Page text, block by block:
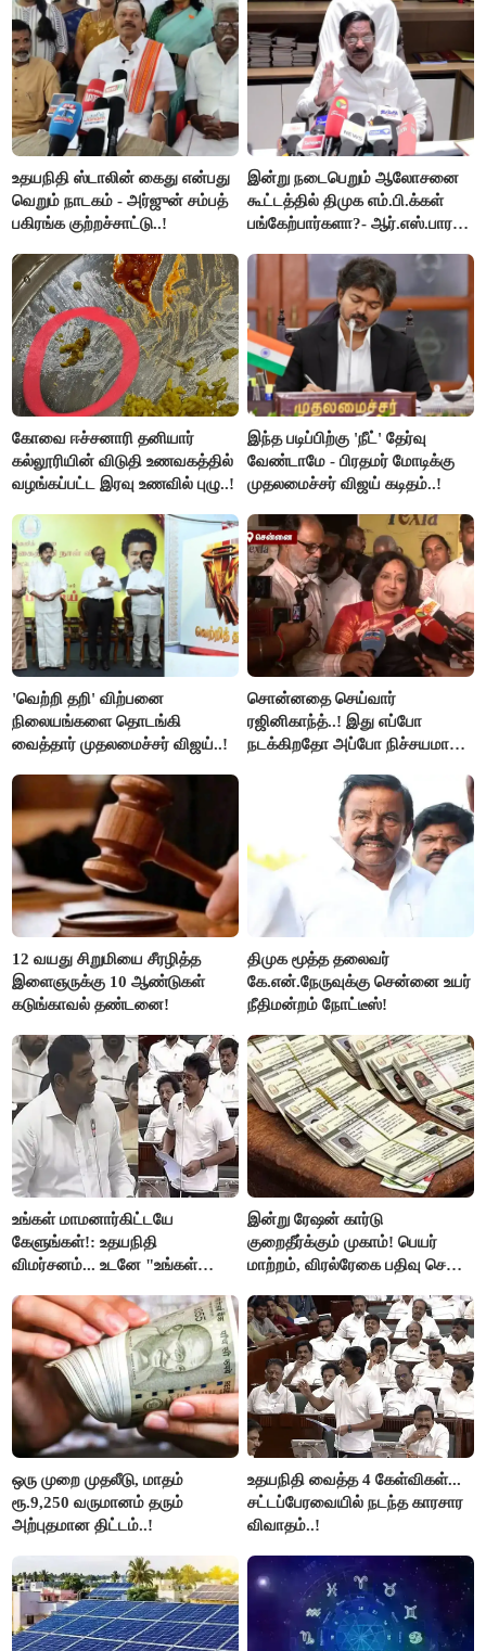
செய்தி!
உதயநிதி ஸ்டாலின் கைது என்பது
வெறும் நாடகம் - அர்ஜுன் சம்பத்
பகிரங்க குற்றச்சாட்டு..!
இன்று நடைபெறும் ஆலோசனை
கூட்டத்தில் திமுக எம்.பி.க்கள்
பங்கேற்பார்களா?- ஆர்.எஸ்.பாரதி
கோவை ஈச்சனாரி தனியார்
கல்லூரியின் விடுதி உணவகத்தில்
வழங்கப்பட்ட இரவு உணவில் புழு..!
இந்த படிப்பிற்கு 'நீட்' தேர்வு
வேண்டாமே - பிரதமர் மோடிக்கு
முதலமைச்சர் விஜய் கடிதம்..!
'வெற்றி தறி' விற்பனை
நிலையங்களை தொடங்கி
வைத்தார் முதலமைச்சர் விஜய்..!
சொன்னதை செய்வார்
ரஜினிகாந்த்..! இது எப்போ
நடக்கிறதோ அப்போ நிச்சயமாக
ரஜினிகாந்த்..!
12 வயது சிறுமியை சீரழித்த
இளைஞருக்கு 10 ஆண்டுகள்
கடுங்காவல் தண்டனை!
திமுக மூத்த தலைவர்
கே.என்.நேருவுக்கு சென்னை உயர்
நீதிமன்றம் நோட்டீஸ்!
உங்கள் மாமனார்கிட்டயே
கேளுங்கள்!: உதயநிதி
விமர்சனம்... உடனே "உங்கள்
ஆதவ் அர்ஜுனா பதிலடி!
இன்று ரேஷன் கார்டு
குறைதீர்க்கும் முகாம்! பெயர்
மாற்றம், விரல்ரேகை பதிவு செய்ய
ஒரு முறை முதலீடு, மாதம்
ரூ.9,250 வருமானம் தரும்
அற்புதமான திட்டம்..!
உதயநிதி வைத்த 4 கேள்விகள்...
சட்டப்பேரவையில் நடந்த காரசார
விவாதம்..!